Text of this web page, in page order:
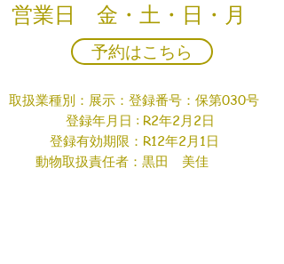
営業日 ​金・土・日・月
予約はこちら
取扱業種別：展示：登録番号：保第030号
登録年月日 : R2年2月2日
登録有効期限：R12年2月1日
動物取扱責任者：黒田 美佳